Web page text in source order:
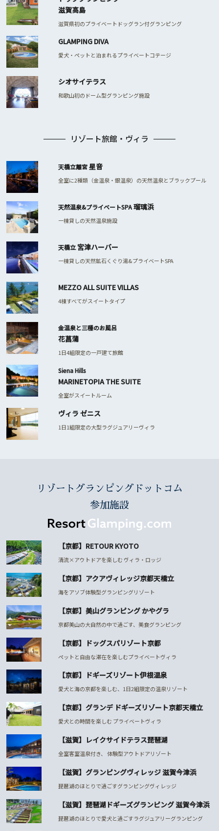
滋賀高島
滋賀県初のプライベートドッグラン付グランピング
GLAMPING DIVA
愛犬・ペットと泊まれるプライベートコテージ
シオサイテラス
和歌山初のドーム型グランピング施設
リゾート旅館・ヴィラ
天橋立離宮星音
全室に2種類（金温泉・銀温泉）の天然温泉とブラックプール
天然温泉&プライベートSPA瑠璃浜
一棟貸しの天然温泉施設
天橋立宮津ハーバー
一棟貸しの天然鉱石くぐり湯&プライベートSPA
MEZZO ALL SUITE VILLAS
4棟すべてがスイートタイプ
金温泉と三種のお風呂
花菖蒲
1日4組限定の一戸建て旅館
Siena Hills
MARINETOPIA THE SUITE
全室がスイートルーム
ヴィラ ゼニス
1日1組限定の大型ラグジュアリーヴィラ
リゾートグランピングドットコム
参加施設
【京都】RETOUR KYOTO
清流×アウトドアを楽しむ ヴィラ・ロッジ
【京都】アクアヴィレッジ京都天橋立
海をアソブ体験型グランピングリゾート
【京都】美山グランピング かやグラ
京都美山の大自然の中で過ごす、美食グランピング
【京都】ドッグスパリゾート京都
ペットと自由な滞在を楽しむプライベートヴィラ
【京都】ドギーズリゾート伊根温泉
愛犬と海の京都を楽しむ、1日2組限定の温泉リゾート
【京都】グランデ ドギーズリゾート京都天橋立
愛犬との時間を楽しむ プライベートヴィラ
【滋賀】レイクサイドテラス琵琶湖
全室客室温泉付き、 体験型アウトドアリゾート
【滋賀】グランピングヴィレッジ 滋賀今津浜
琵琶湖のほとりで過ごすグランピングヴィレッジ
【滋賀】琵琶湖ドギーズグランピング 滋賀今津浜
琵琶湖のほとりで愛犬と過ごすラグジュアリーグランピング